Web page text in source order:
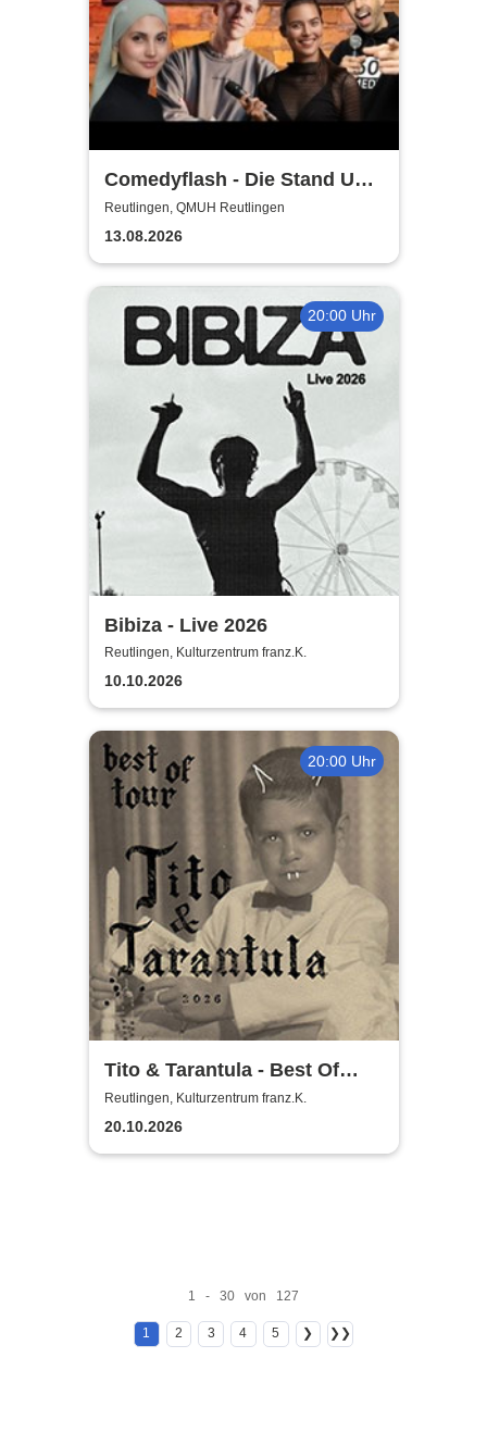
Comedyflash - Die Stand Up
Comedy Show in Reutlingen
Reutlingen, QMUH Reutlingen
13.08.2026
20:00 Uhr
Bibiza - Live 2026
Reutlingen, Kulturzentrum franz.K.
10.10.2026
20:00 Uhr
Tito & Tarantula - Best Of
Tour 2026
Reutlingen, Kulturzentrum franz.K.
20.10.2026
1 - 30 von 127
1 2 3 4 5 ❯ ❯❯